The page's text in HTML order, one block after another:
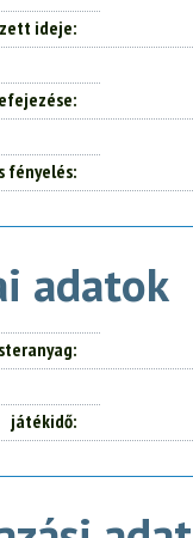
ideje
fényelés
adatok
játékidő